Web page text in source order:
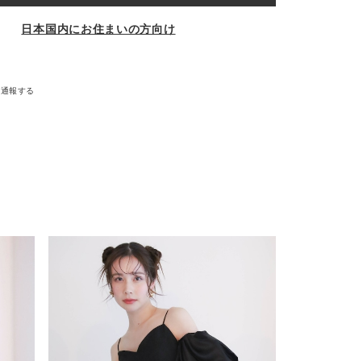
日本国内にお住まいの方向け
通報する